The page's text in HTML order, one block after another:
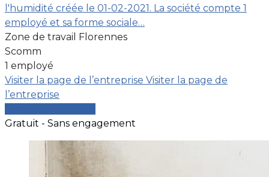
l'humidité créée le 01-02-2021. La société compte 1
employé et sa forme sociale…
Zone de travail Florennes
Scomm
1 employé
Visiter la page de l’entreprise Visiter la page de
l’entreprise
Gratuit - Sans engagement